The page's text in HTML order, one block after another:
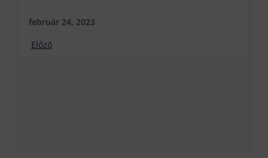
február 24, 2023
Előző